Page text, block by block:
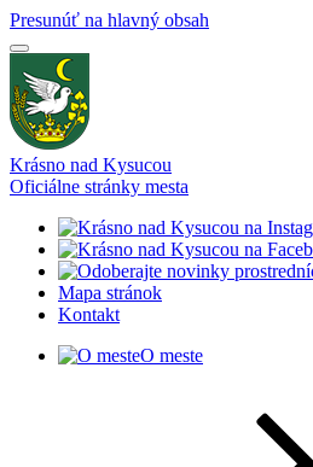
Presunúť na hlavný obsah
Krásno nad Kysucou
Oficiálne stránky mesta
Mapa stránok
Kontakt
O meste